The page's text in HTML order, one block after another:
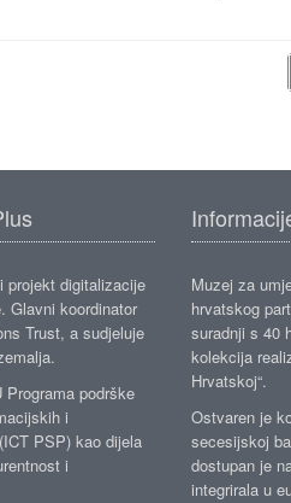
projekt digitalizacije
Glavni koordinator
Trust, a sudjeluje
podrške
i
PSP) kao dijela
i
Muzej za
hrvatskog
suradnji s 40
kolekcija
Hrvatskoj“.
Ostvaren je
secesijskoj
dostupan je
integrirala u